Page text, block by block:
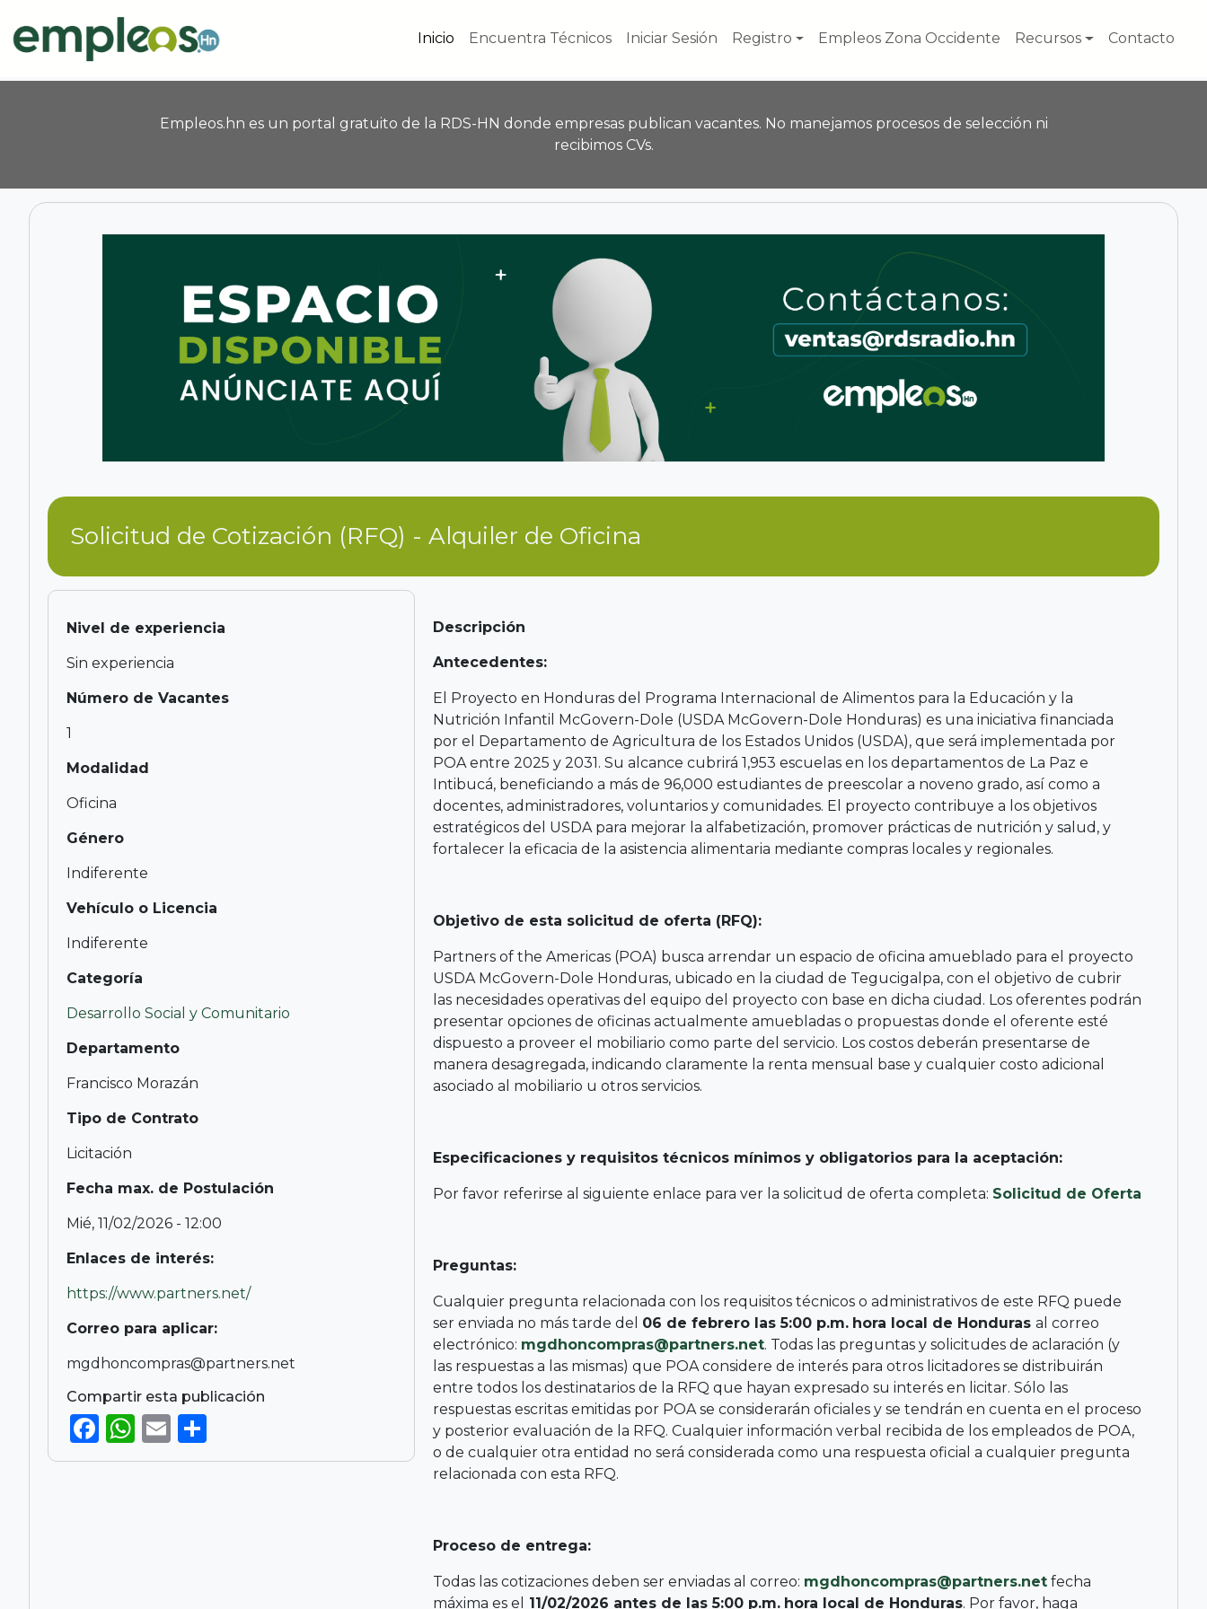
Pasar al contenido principal
Inicio Encuentra Técnicos Iniciar Sesión Registro Empleos Zona Occidente Recursos Contacto
Empleos.hn es un portal gratuito de la RDS-HN donde empresas publican vacantes. No manejamos procesos de selección ni
recibimos CVs.
Solicitud de Cotización (RFQ) - Alquiler de Oficina
Nivel de experiencia
Sin experiencia
Número de Vacantes
1
Modalidad
Oficina
Género
Indiferente
Vehículo o Licencia
Indiferente
Categoría
Desarrollo Social y Comunitario
Departamento
Francisco Morazán
Tipo de Contrato
Licitación
Fecha max. de Postulación
Mié, 11/02/2026 - 12:00
Enlaces de interés:
https://www.partners.net/
Correo para aplicar:
mgdhoncompras@partners.net
Compartir esta publicación
F
a
W
h
E
mh
Descripción
Antecedentes:
El Proyecto en Honduras del Programa Internacional de Alimentos para la Educación y la
Nutrición Infantil McGovern-Dole (USDA McGovern-Dole Honduras) es una iniciativa financiada
por el Departamento de Agricultura de los Estados Unidos (USDA), que será implementada por
POA entre 2025 y 2031. Su alcance cubrirá 1,953 escuelas en los departamentos de La Paz e
Intibucá, beneficiando a más de 96,000 estudiantes de preescolar a noveno grado, así como a
docentes, administradores, voluntarios y comunidades. El proyecto contribuye a los objetivos
estratégicos del USDA para mejorar la alfabetización, promover prácticas de nutrición y salud, y
fortalecer la eficacia de la asistencia alimentaria mediante compras locales y regionales.
Objetivo de esta solicitud de oferta (RFQ):
Partners of the Americas (POA) busca arrendar un espacio de oficina amueblado para el proyecto
USDA McGovern-Dole Honduras, ubicado en la ciudad de Tegucigalpa, con el objetivo de cubrir
las necesidades operativas del equipo del proyecto con base en dicha ciudad. Los oferentes podrán
presentar opciones de oficinas actualmente amuebladas o propuestas donde el oferente esté
dispuesto a proveer el mobiliario como parte del servicio. Los costos deberán presentarse de
manera desagregada, indicando claramente la renta mensual base y cualquier costo adicional
asociado al mobiliario u otros servicios.
Especificaciones y requisitos técnicos mínimos y obligatorios para la aceptación:
Por favor referirse al siguiente enlace para ver la solicitud de oferta completa: Solicitud de Oferta
Preguntas:
Cualquier pregunta relacionada con los requisitos técnicos o administrativos de este RFQ puede
ser enviada no más tarde del 06 de febrero las 5:00 p.m. hora local de Honduras al correo
electrónico: mgdhoncompras@partners.net. Todas las preguntas y solicitudes de aclaración (y
las respuestas a las mismas) que POA considere de interés para otros licitadores se distribuirán
entre todos los destinatarios de la RFQ que hayan expresado su interés en licitar. Sólo las
respuestas escritas emitidas por POA se considerarán oficiales y se tendrán en cuenta en el proceso
y posterior evaluación de la RFQ. Cualquier información verbal recibida de los empleados de POA,
o de cualquier otra entidad no será considerada como una respuesta oficial a cualquier pregunta
relacionada con esta RFQ.
Proceso de entrega:
Todas las cotizaciones deben ser enviadas al correo: mgdhoncompras@partners.netfecha
máxima es el
11/02/2026 antes de las 5:00 p.m. hora local de Honduras. Por favor, haga